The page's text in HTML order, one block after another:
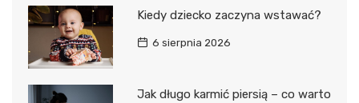
Kiedy dziecko zaczyna wstawać?
6 sierpnia 2026
Jak długo karmić piersią – co warto